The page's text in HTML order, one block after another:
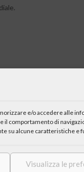
e/o accedere alle
il comportamento di
su alcune caratteristiche e
Visualizza le
della